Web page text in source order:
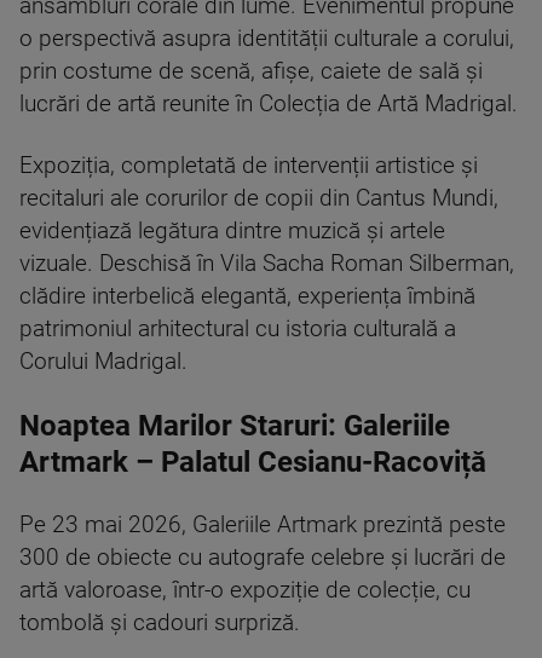
ansambluri corale din lume. Evenimentul propune
o perspectivă asupra identității culturale a corului,
prin costume de scenă, afișe, caiete de sală și
lucrări de artă reunite în Colecția de Artă Madrigal.
Expoziția, completată de intervenții artistice și
recitaluri ale corurilor de copii din Cantus Mundi,
evidențiază legătura dintre muzică și artele
vizuale. Deschisă în Vila Sacha Roman Silberman,
clădire interbelică elegantă, experiența îmbină
patrimoniul arhitectural cu istoria culturală a
Corului Madrigal.
Noaptea Marilor Staruri: Galeriile
Artmark – Palatul Cesianu-Racoviță
Pe 23 mai 2026, Galeriile Artmark prezintă peste
300 de obiecte cu autografe celebre și lucrări de
artă valoroase, într-o expoziție de colecție, cu
tombolă și cadouri surpriză.